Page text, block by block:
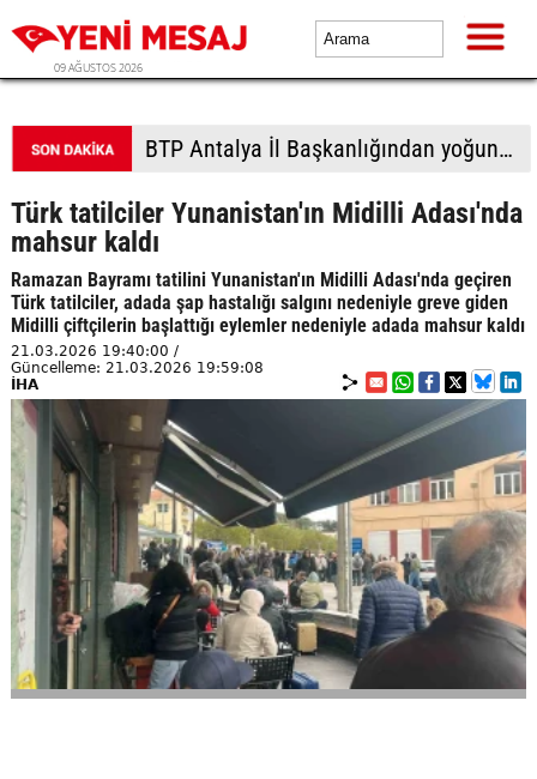
09 AĞUSTOS 2026
BTP Gaziantep teşkilatından taziye ziyareti: Cevizli köyü halkıyla buluşma
Türk tatilciler Yunanistan'ın Midilli Adası'nda
mahsur kaldı
Ramazan Bayramı tatilini Yunanistan'ın Midilli Adası'nda geçiren
Türk tatilciler, adada şap hastalığı salgını nedeniyle greve giden
Midilli çiftçilerin başlattığı eylemler nedeniyle adada mahsur kaldı
21.03.2026 19:40:00 /
Güncelleme: 21.03.2026 19:59:08
İHA